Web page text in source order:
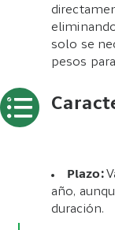
solo se
pesos
Plazo:
año,
duración.